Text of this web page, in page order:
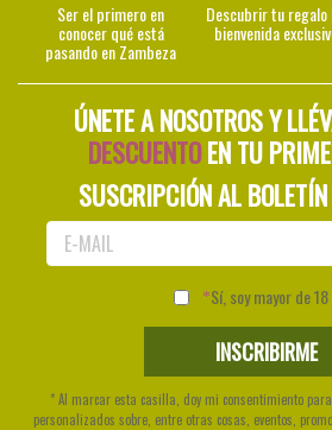
Ser el primero en
conocer qué está
pasando en Zambeza
Descubrir tu regalo
bienvenida
ÚNETE A NOSOTROS Y
DESCUENTOEN TU
SUSCRIPCIÓN AL
Sí, soy mayor de
* Al marcar esta casilla, doy mi consentimiento
personalizados sobre, entre otras cosas, eventos,